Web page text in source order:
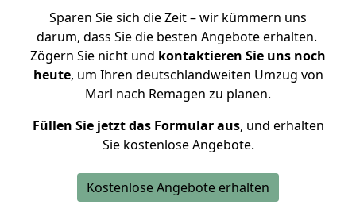
Sparen Sie sich die Zeit – wir kümmern uns
darum, dass Sie die besten Angebote erhalten.
Zögern Sie nicht und kontaktieren Sie uns noch
heute, um Ihren deutschlandweiten Umzug von
Marl nach Remagen zu planen.
Füllen Sie jetzt das Formular aus, und erhalten
Sie kostenlose Angebote.
Kostenlose Angebote erhalten